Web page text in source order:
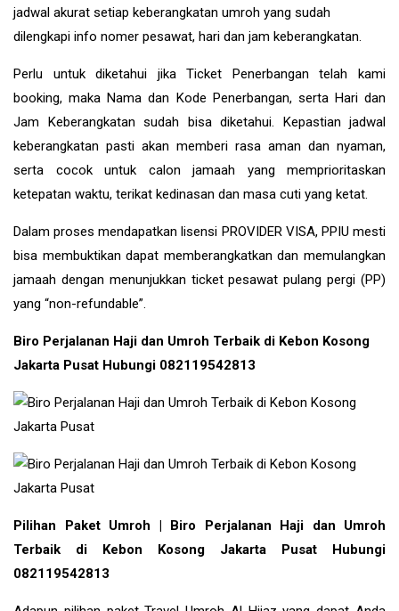
jadwal akurat setiap keberangkatan umroh yang sudah
dilengkapi info nomer pesawat, hari dan jam keberangkatan.
Perlu untuk diketahui jika Ticket Penerbangan telah kami
booking, maka Nama dan Kode Penerbangan, serta Hari dan
Jam Keberangkatan sudah bisa diketahui. Kepastian jadwal
keberangkatan pasti akan memberi rasa aman dan nyaman,
serta cocok untuk calon jamaah yang memprioritaskan
ketepatan waktu, terikat kedinasan dan masa cuti yang ketat.
Dalam proses mendapatkan lisensi PROVIDER VISA, PPIU mesti
bisa membuktikan dapat memberangkatkan dan memulangkan
jamaah dengan menunjukkan ticket pesawat pulang pergi (PP)
yang “non-refundable”.
Biro Perjalanan Haji dan Umroh Terbaik di Kebon Kosong
Jakarta Pusat Hubungi 082119542813
Pilihan Paket Umroh | Biro Perjalanan Haji dan Umroh
Terbaik di Kebon Kosong Jakarta Pusat Hubungi
082119542813